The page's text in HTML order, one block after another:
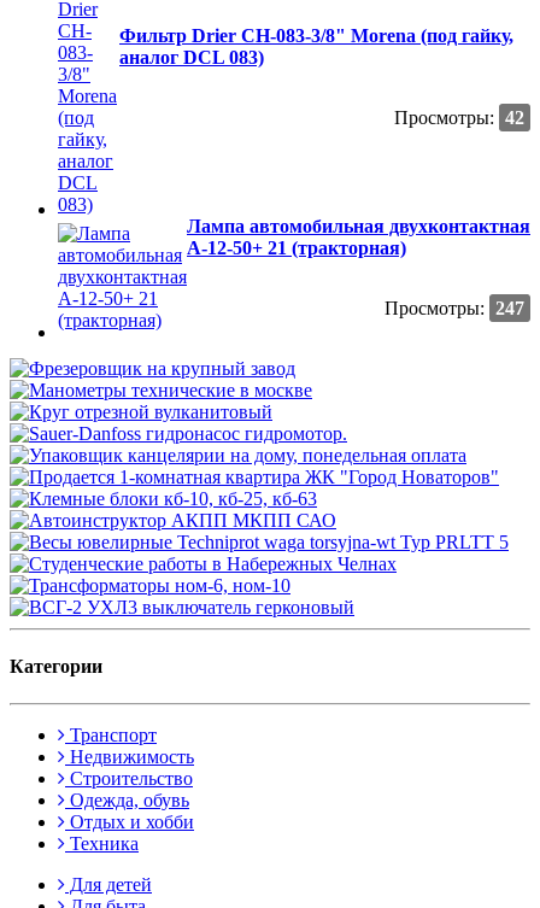
Фильтр Drier CH-083-3/8" Morena (под гайку,
аналог DCL 083)
Просмотры: 42
Лампа автомобильная двухконтактная
А-12-50+ 21 (тракторная)
Просмотры: 247
Категории
Транспорт
Недвижимость
Строительство
Одежда, обувь
Отдых и хобби
Техника
Для детей